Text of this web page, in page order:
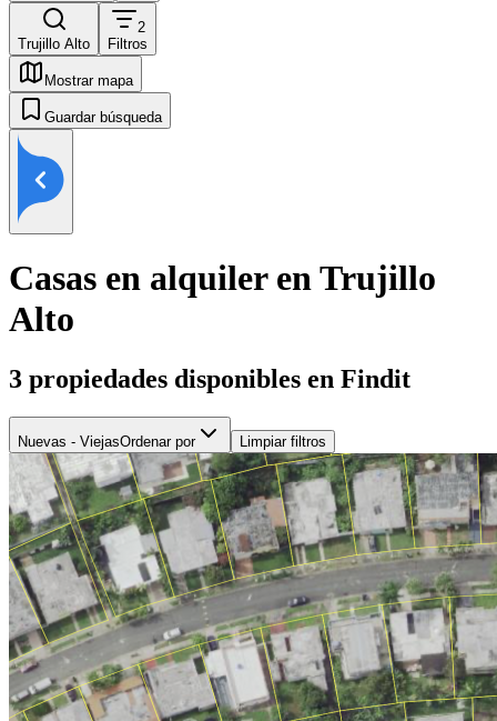
Trujillo Alto
2
Filtros
Mostrar mapa
Guardar búsqueda
Casas en alquiler en Trujillo
Alto
3 propiedades disponibles en Findit
Nuevas - ViejasOrdenar por Limpiar filtros